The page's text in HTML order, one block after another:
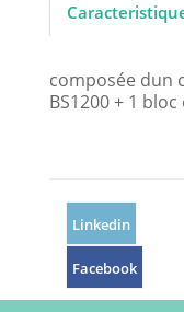
composée dun
BS1200 + 1
Linkedin
Facebook